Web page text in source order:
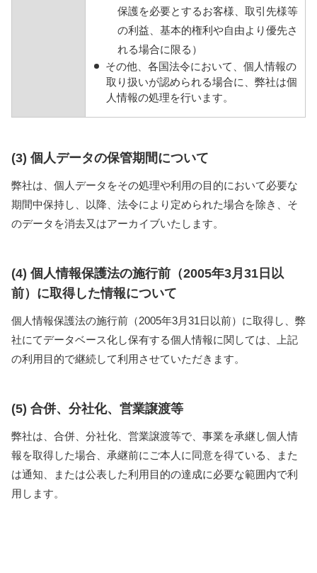
保護を必要とするお客様、取引先様等
の利益、基本的権利や自由より優先さ
れる場合に限る）
その他、各国法令において、個人情報の
取り扱いが認められる場合に、弊社は個
人情報の処理を行います。
(3) 個人データの保管期間について
弊社は、個人データをその処理や利用の目的において必要な
期間中保持し、以降、法令により定められた場合を除き、そ
のデータを消去又はアーカイブいたします。
(4) 個人情報保護法の施行前（2005年3月31日以
前）に取得した情報について
個人情報保護法の施行前（2005年3月31日以前）に取得し、弊
社にてデータベース化し保有する個人情報に関しては、上記
の利用目的で継続して利用させていただきます。
(5) 合併、分社化、営業譲渡等
弊社は、合併、分社化、営業譲渡等で、事業を承継し個人情
報を取得した場合、承継前にご本人に同意を得ている、また
は通知、または公表した利用目的の達成に必要な範囲内で利
用します。